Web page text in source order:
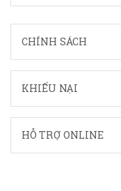
CHÍNH SÁCH
KHIẾU NẠI
HỖ TRỢ ONLINE